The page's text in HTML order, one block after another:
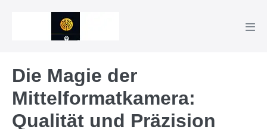
Die Magie der
Mittelformatkamera:
Qualität und Präzision